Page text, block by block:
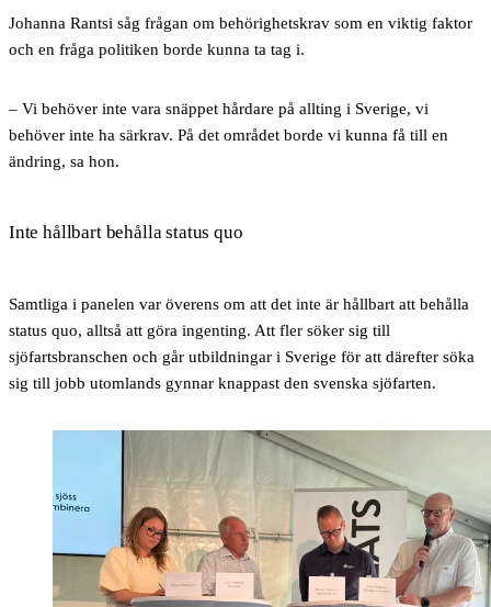
Johanna Rantsi såg frågan om behörighetskrav som en viktig faktor
och en fråga politiken borde kunna ta tag i.
– Vi behöver inte vara snäppet hårdare på allting i Sverige, vi
behöver inte ha särkrav. På det området borde vi kunna få till en
ändring, sa hon.
Inte hållbart behålla status quo
Samtliga i panelen var överens om att det inte är hållbart att behålla
status quo, alltså att göra ingenting. Att fler söker sig till
sjöfartsbranschen och går utbildningar i Sverige för att därefter söka
sig till jobb utomlands gynnar knappast den svenska sjöfarten.